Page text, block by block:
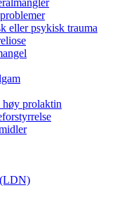
eller psykisk trauma
prolaktin